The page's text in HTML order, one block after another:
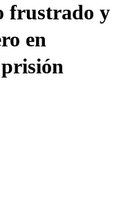
frustrado y
en